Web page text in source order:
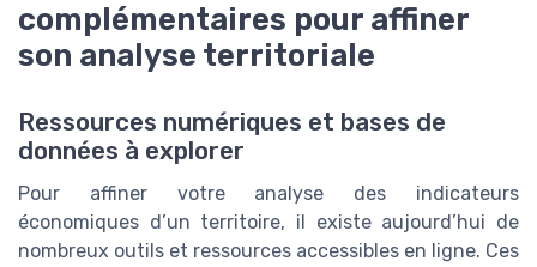
complémentaires pour affiner
son analyse territoriale
Ressources numériques et bases de
données à explorer
Pour affiner votre analyse des indicateurs
économiques d’un territoire, il existe aujourd’hui de
nombreux outils et ressources accessibles en ligne. Ces